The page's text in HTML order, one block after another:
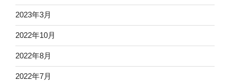
2023年3月
2022年10月
2022年8月
2022年7月